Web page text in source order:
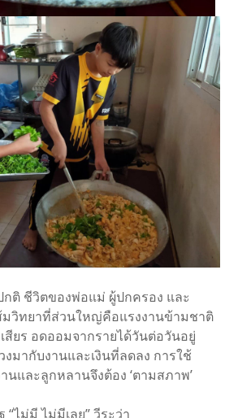
ติ ชีวิตของพ่อแม่ ผู้ปกครอง และ
มวิทยาที่ส่วนใหญ่คือแรงงานข้ามชาติ
สียร อดออมจากรายได้วันต่อวันอยู่
งมากับงานและเงินที่ลดลง การใช้
นและลูกหลานจึงต้อง ‘ตามสภาพ’
“ไม่มี ไม่มีเลย” วีระว่า